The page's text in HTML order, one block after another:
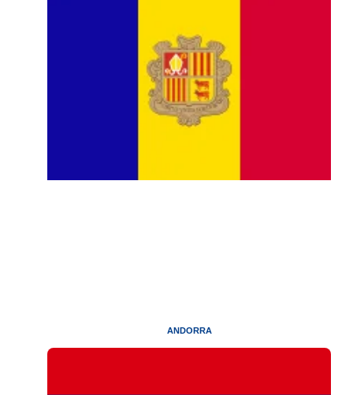
ANDORRA